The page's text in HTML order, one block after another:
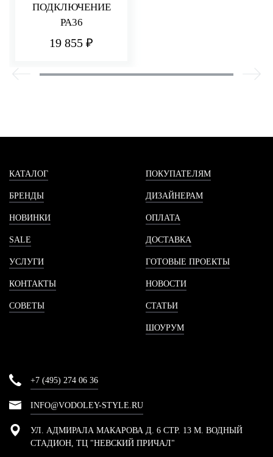
ПОДКЛЮЧЕНИЕ
PA36
19 855 ₽
КАТАЛОГ
БРЕНДЫ
НОВИНКИ
SALE
УСЛУГИ
КОНТАКТЫ
СОВЕТЫ
ПОКУПАТЕЛЯМ
ДИЗАЙНЕРАМ
ОПЛАТА
ДОСТАВКА
ГОТОВЫЕ ПРОЕКТЫ
НОВОСТИ
СТАТЬИ
ШОУРУМ
+7 (495) 274 06 36
INFO@VODOLEY-STYLE.RU
УЛ. АДМИРАЛА МАКАРОВА Д. 6 СТР. 13 М. ВОДНЫЙ
СТАДИОН, ТЦ "НЕВСКИЙ ПРИЧАЛ"